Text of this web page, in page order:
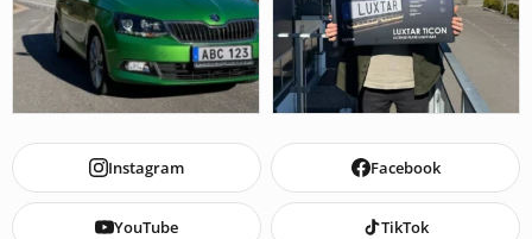
Instagram Facebook
YouTube TikTok